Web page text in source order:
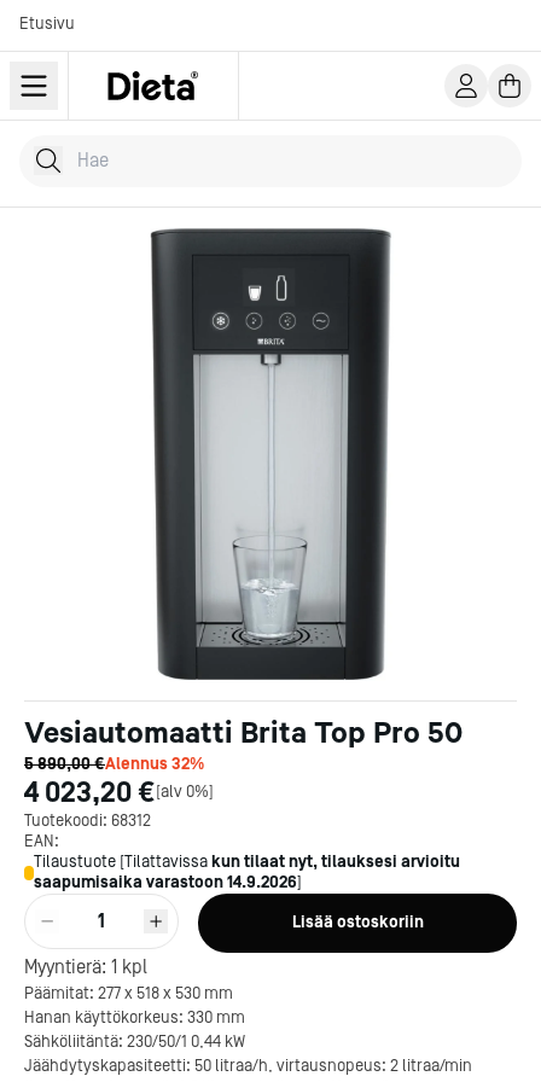
Etusivu
Hae tuotteita
Kirjoita hakusana...
Vesiautomaatti Brita Top Pro 50
5 890,00 €Alennus32%
4 023,20 €[alv 0%]
Tuotekoodi: 68312
EAN:
Tilaustuote [Tilattavissa kun tilaat nyt, tilauksesi arvioitu
saapumisaika varastoon14.9.2026]
1 Lisää ostoskoriin
Myyntierä: 1 kpl
Päämitat: 277 x 518 x 530 mm
Hanan käyttökorkeus: 330 mm
Sähköliitäntä: 230/50/1 0,44 kW
Jäähdytyskapasiteetti: 50 litraa/h, virtausnopeus: 2 litraa/min